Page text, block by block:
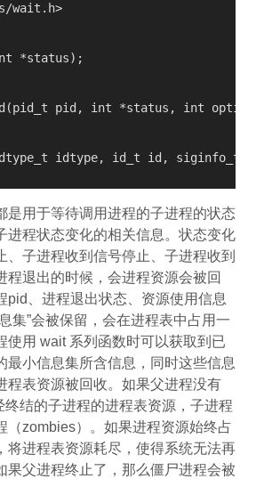
wait.h>
*status);
pid, int *status, int
是用于等待调用进程的子进程的状态
进程状态变化的相关信息。状态变化
、子进程收到信号停止、子进程收到
程退出的时候，会进程资源会被回
pid、进程退出状态、资源使用信息
集”会被保留，会在进程表中占用一
使用 wait 系列函数时可以获取到已
最小信息集所含信息，同时这些信息
程表资源被回收。如果父进程没有
结的子进程的进程表资源，子进程
（zombies）。如果进程资源始终占
将进程表资源耗尽，使得系统无法再
果父进程终止了，那么僵尸进程会被